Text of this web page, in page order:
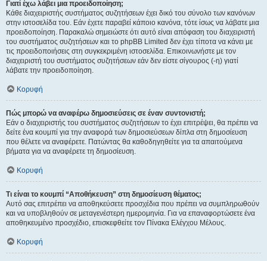
Γιατί έχω λάβει μια προειδοποίηση;
Κάθε διαχειριστής συστήματος συζητήσεων έχει δικό του σύνολο των κανόνων
στην ιστοσελίδα του. Εάν έχετε παραβεί κάποιο κανόνα, τότε ίσως να λάβατε μια
προειδοποίηση. Παρακαλώ σημειώστε ότι αυτό είναι απόφαση του διαχειριστή
του συστήματος συζητήσεων και το phpBB Limited δεν έχει τίποτα να κάνει με
τις προειδοποιήσεις στη συγκεκριμένη ιστοσελίδα. Επικοινωνήστε με τον
διαχειριστή του συστήματος συζητήσεων εάν δεν είστε σίγουρος (-η) γιατί
λάβατε την προειδοποίηση.
Κορυφή
Πώς μπορώ να αναφέρω δημοσιεύσεις σε έναν συντονιστή;
Εάν ο διαχειριστής του συστήματος συζητήσεων το έχει επιτρέψει, θα πρέπει να
δείτε ένα κουμπί για την αναφορά των δημοσιεύσεων δίπλα στη δημοσίευση
που θέλετε να αναφέρετε. Πατώντας θα καθοδηγηθείτε για τα απαιτούμενα
βήματα για να αναφέρετε τη δημοσίευση.
Κορυφή
Τι είναι το κουμπί “Αποθήκευση” στη δημοσίευση θέματος;
Αυτό σας επιτρέπει να αποθηκεύσετε προσχέδια που πρέπει να συμπληρωθούν
και να υποβληθούν σε μεταγενέστερη ημερομηνία. Για να επαναφορτώσετε ένα
αποθηκευμένο προσχέδιο, επισκεφθείτε τον Πίνακα Ελέγχου Μέλους.
Κορυφή